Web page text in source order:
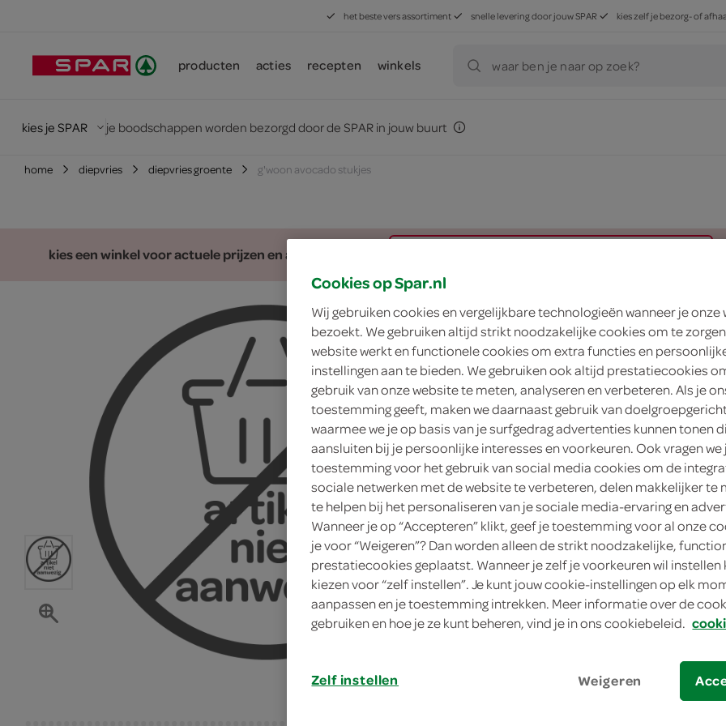
het beste vers assortiment snelle levering door jouw SPAR kies zelf je bezorg- of
producten acties recepten winkels waar ben je naar op zoek?
kies je SPAR je boodschappen worden bezorgd door de SPAR in jouw buurt
home diepvries diepvries groente g'woon avocado stukjes
kies een winkel voor actuele prijzen en assortiment
g'woon avocado
g'woon
2.
29
250 Gram
Dit product is niet meer leverbaar vanuit
Let op: aanbiedingen zijn niet
verwerkt in de winkelmand.
zachte avocadostukjes die direct klaar
Cookies op Spar.nl
Wij gebruiken cookies en vergelijkbare technologieën wanneer je onze
bezoekt. We gebruiken altijd strikt noodzakelijke cookies om te
website werkt en functionele cookies om extra functies en
instellingen aan te bieden. We gebruiken ook altijd prestatiecookies
gebruik van onze website te meten, analyseren en verbeteren. Als je
toestemming geeft, maken we daarnaast gebruik van
waarmee we je op basis van je surfgedrag advertenties kunnen tonen
aansluiten bij je persoonlijke interesses en voorkeuren. Ook vragen we
toestemming voor het gebruik van social media cookies om de
sociale netwerken met de website te verbeteren, delen makkelijker te
te helpen bij het personaliseren van je sociale media-ervaring en
Wanneer je op “Accepteren” klikt, geef je toestemming voor al onze
je voor “Weigeren”? Dan worden alleen de strikt noodzakelijke,
prestatiecookies geplaatst. Wanneer je zelf je voorkeuren wil instellen
kiezen voor “zelf instellen”. Je kunt jouw cookie-instellingen op elk
aanpassen en je toestemming intrekken. Meer informatie over de
gebruiken en hoe je ze kunt beheren, vind je in ons cookiebeleid.
Zelf instellen Weigeren